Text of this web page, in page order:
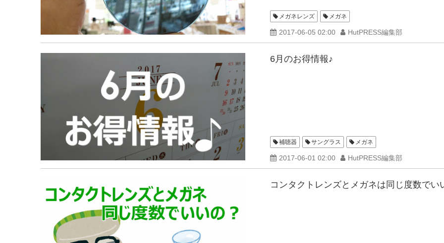
メガネレンズ メガネ
2017-06-05 02:00 HutPRESS編集部
6月のお得情報♪
補聴器 サングラス メガネ
2017-06-01 02:00 HutPRESS編集部
コンタクトレンズとメガネは同じ度数でい